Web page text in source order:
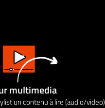
multimedia
un contenu à lire (audio/video)